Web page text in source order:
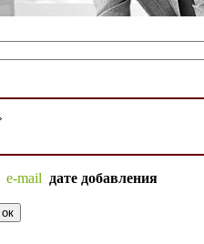
e-mail дате добавления